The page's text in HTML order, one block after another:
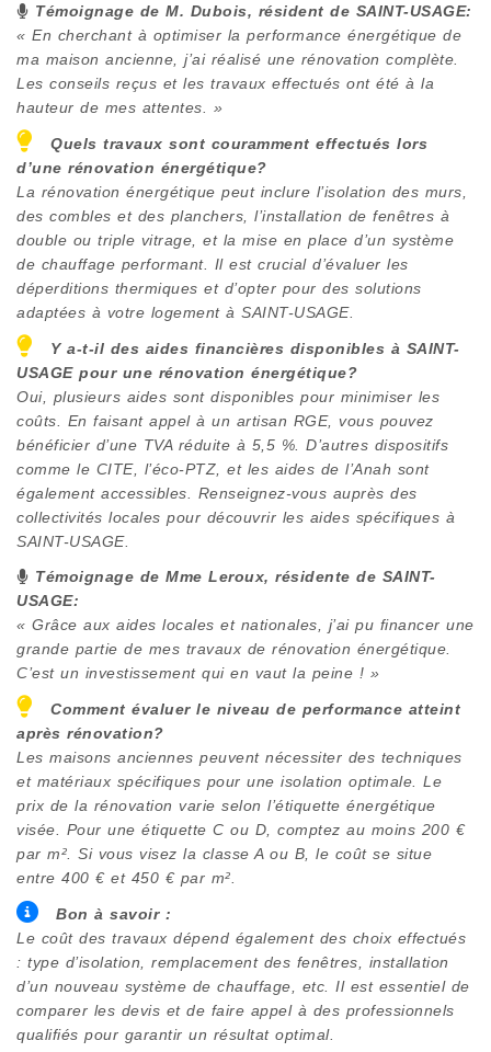
Témoignage de M. Dubois, résident de SAINT-USAGE:
« En cherchant à optimiser la performance énergétique de
ma maison ancienne, j’ai réalisé une rénovation complète.
Les conseils reçus et les travaux effectués ont été à la
hauteur de mes attentes. »
Quels travaux sont couramment effectués lors
d’une rénovation énergétique?
La rénovation énergétique peut inclure l’isolation des murs,
des combles et des planchers, l’installation de fenêtres à
double ou triple vitrage, et la mise en place d’un système
de chauffage performant. Il est crucial d’évaluer les
déperditions thermiques et d’opter pour des solutions
adaptées à votre logement à SAINT-USAGE.
Y a-t-il des aides financières disponibles à SAINT-
USAGEpour une rénovation énergétique?
Oui, plusieurs aides sont disponibles pour minimiser les
coûts. En faisant appel à un artisan RGE, vous pouvez
bénéficier d’une TVA réduite à 5,5 %. D’autres dispositifs
comme le CITE, l’éco-PTZ, et les aides de l’Anah sont
également accessibles. Renseignez-vous auprès des
collectivités locales pour découvrir les aides spécifiques à
SAINT-USAGE.
Témoignage de Mme Leroux, résidente de SAINT-
USAGE:
« Grâce aux aides locales et nationales, j’ai pu financer une
grande partie de mes travaux de rénovation énergétique.
C’est un investissement qui en vaut la peine ! »
Comment évaluer le niveau de performance atteint
après rénovation?
Les maisons anciennes peuvent nécessiter des techniques
et matériaux spécifiques pour une isolation optimale. Le
prix de la rénovation varie selon l’étiquette énergétique
visée. Pour une étiquette C ou D, comptez au moins 200 €
par m². Si vous visez la classe A ou B, le coût se situe
entre 400 € et 450 € par m².
Bon à savoir :
Le coût des travaux dépend également des choix effectués
: type d’isolation, remplacement des fenêtres, installation
d’un nouveau système de chauffage, etc. Il est essentiel de
comparer les devis et de faire appel à des professionnels
qualifiés pour garantir un résultat optimal.